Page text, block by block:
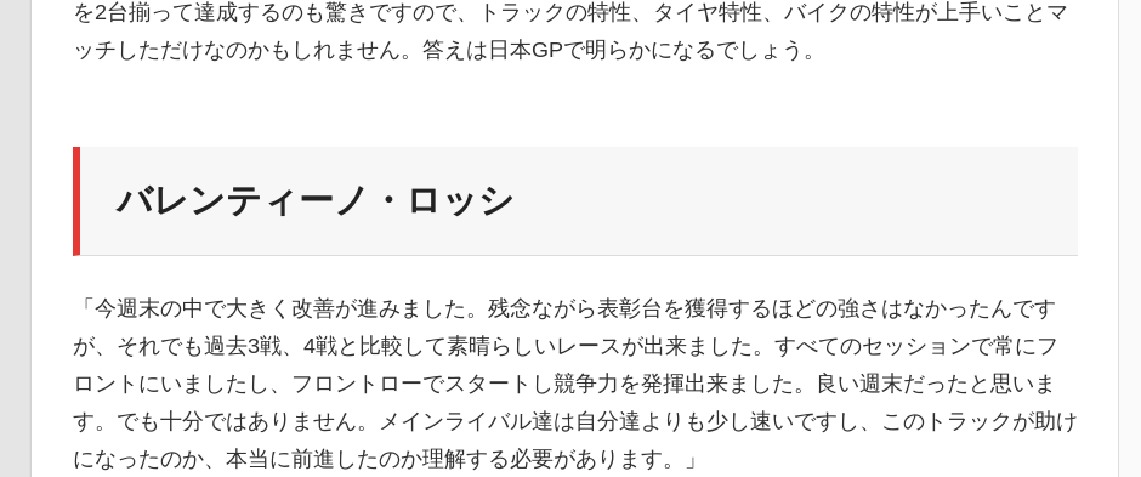
ニ
ュ
ー
を2台揃って達成するのも驚きですので、トラックの特性、タイヤ特性、バイクの特性が上手いことマ
ッチしただけなのかもしれません。答えは日本GPで明らかになるでしょう。
バレンティーノ・ロッシ
「今週末の中で大きく改善が進みました。残念ながら表彰台を獲得するほどの強さはなかったんです
が、それでも過去3戦、4戦と比較して素晴らしいレースが出来ました。すべてのセッションで常にフ
ロントにいましたし、フロントローでスタートし競争力を発揮出来ました。良い週末だったと思いま
す。でも十分ではありません。メインライバル達は自分達よりも少し速いですし、このトラックが助け
になったのか、本当に前進したのか理解する必要があります。」